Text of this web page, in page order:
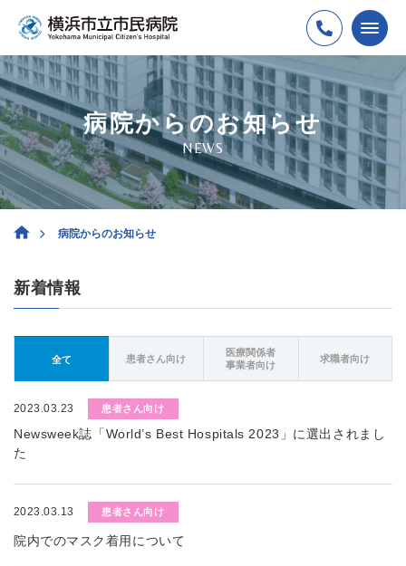
病院からのお知らせ
NEWS
病院からのお知らせ
新着情報
全て 患者さん向け
医療関係者
事業者向け
求職者向け
2023.03.23 患者さん向け
Newsweek誌「World’s Best Hospitals 2023」に選出されまし
た
2023.03.13 患者さん向け
院内でのマスク着用について